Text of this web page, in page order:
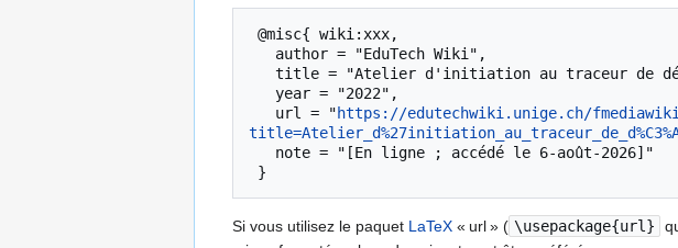
   url = "
https://edutechwiki.unige.ch/
Si vous utilisez le paquet LaTeX « url » ( \usepackage{url}